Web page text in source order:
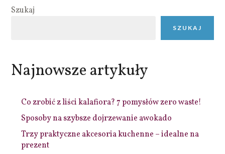
Szukaj
SZUKAJ
Najnowsze artykuły
Co zrobić z liści kalafiora? 7 pomysłów zero waste!
Sposoby na szybsze dojrzewanie awokado
Trzy praktyczne akcesoria kuchenne – idealne na
prezent